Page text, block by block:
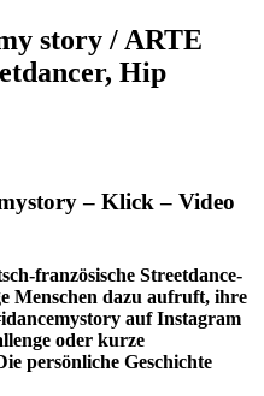
story / ARTE
Hip
– Klick – Video
französische Streetdance-
Menschen dazu aufruft, ihre
auf Instagram
oder kurze
persönliche Geschichte